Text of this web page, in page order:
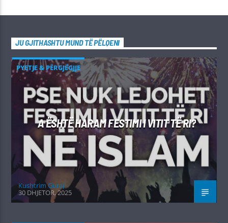
JU GJITHASHTU MUND TË PËLQENI
PYETJE & PËRGJËGJJE
A ËSHTË HARAM FESTIMI I VITIT TË RI?
Kushtrim Guraj
30 DHJETOR, 2025